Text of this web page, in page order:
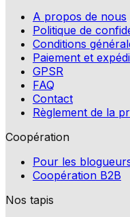
A propos de nous
Politique de
Conditions
Paiement et
GPSR
FAQ
Contact
Règlement de la
Coopération
Pour les
Coopération B2B
Nos tapis